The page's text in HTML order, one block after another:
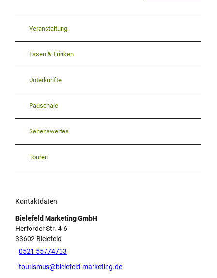
Veranstaltung
Essen & Trinken
Unterkünfte
Pauschale
Sehenswertes
Touren
Kontaktdaten
Bielefeld Marketing GmbH
Herforder Str. 4-6
33602 Bielefeld
0521 55774733
tourismus@bielefeld-marketing.de